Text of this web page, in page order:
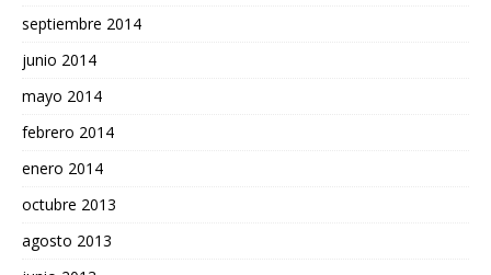
septiembre 2014
junio 2014
mayo 2014
febrero 2014
enero 2014
octubre 2013
agosto 2013